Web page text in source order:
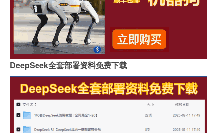
DeepSeek全套部署资料免费下载